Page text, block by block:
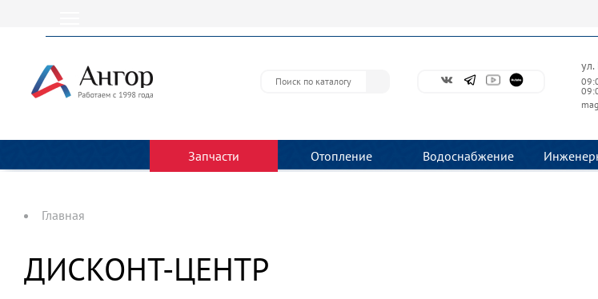
Запчасти Отопление Водоснабжение
Главная
ДИСКОНТ-ЦЕНТР